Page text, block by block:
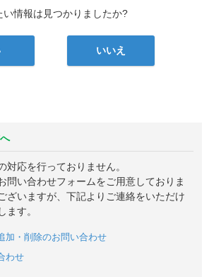
い情報は見つかりましたか?
いいえ
対応を行っておりません。
問い合わせフォームをご用意しておりま
ざいますが、下記よりご連絡をいただけ
ます。
加・削除のお問い合わせ
わせ